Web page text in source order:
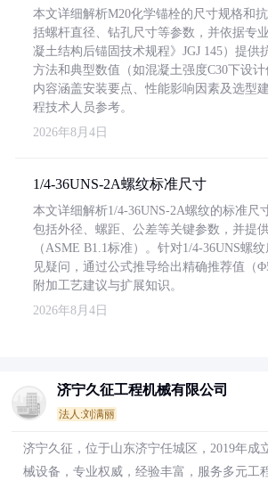
本文详细解析M20化学锚栓的尺寸规格和
括螺杆直径、钻孔尺寸等参数，并依据专
凝土结构后锚固技术规程》JGJ 145）提供
方法和典型数值（如混凝土强度C30下设计
内容涵盖安装要点、性能影响因素及选型
程技术人员参考。
2026年8月4日
1/4-36UNS-2A螺纹标准尺寸
本文详细解析1/4-36UNS-2A螺纹的标准尺
包括外径、螺距、公差等关键参数，并提
（ASME B1.1标准）。针对1/4-36UNS螺
见疑问，通过公式推导给出精确推荐值（
附加工艺建议与扩展知识。
2026年8月4日
济宁久征工程机械有限公司
法人:刘满丽
济宁久征，位于山东济宁任城区，2019年成
械设备，专业权威，经验丰富，服务多元工